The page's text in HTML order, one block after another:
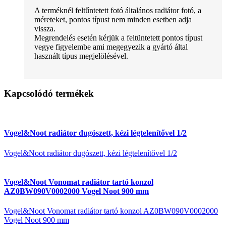
A terméknél feltűntetett fotó általános radiátor fotó, a
méreteket, pontos típust nem minden esetben adja
vissza.
Megrendelés esetén kérjük a feltüntetett pontos típust
vegye figyelembe ami megegyezik a gyártó által
használt típus megjelölésével.
Kapcsolódó termékek
Vogel&Noot radiátor dugószett, kézi légtelenítővel 1/2
Vogel&Noot radiátor dugószett, kézi légtelenítővel 1/2
Vogel&Noot Vonomat radiátor tartó konzol
AZ0BW090V0002000 Vogel Noot 900 mm
Vogel&Noot Vonomat radiátor tartó konzol AZ0BW090V0002000
Vogel Noot 900 mm